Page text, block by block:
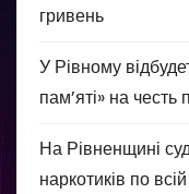
гривень
У Рівному
пам’яті» на честь
На Рівненщині
наркотиків по всій